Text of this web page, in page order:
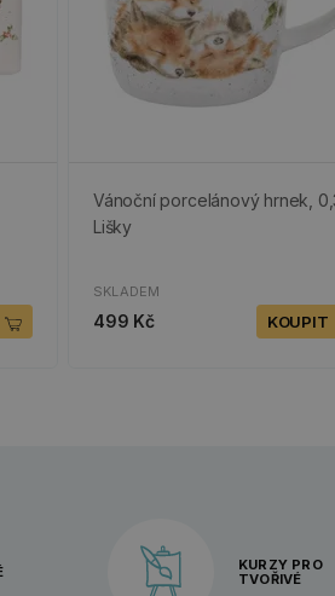
Vánoční porcelánový hrnek,
Lišky
SKLADEM
499 Kč KOUPIT
KURZY PRO
TVOŘIVÉ